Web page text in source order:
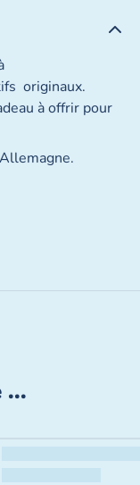
originaux.
à offrir pour
...